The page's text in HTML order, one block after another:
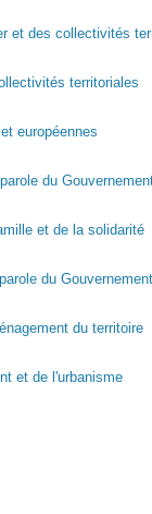
et des collectivités
territoriales
européennes
du
et de la solidarité
du Gouvernement
du territoire
et de l'urbanisme